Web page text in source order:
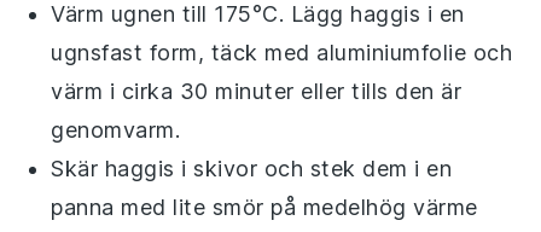
Värm ugnen till 175°C. Lägg haggis i en
ugnsfast form, täck med aluminiumfolie och
värm i cirka 30 minuter eller tills den är
genomvarm.
Skär haggis i skivor och stek dem i en
panna med lite smör på medelhög värme